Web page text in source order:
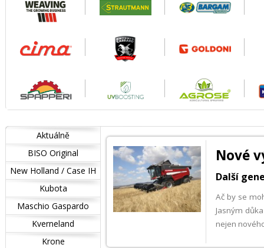
Nové
Další
Ač by se
Jasným
nejen
Aktuálně
BISO Original
New Holland / Case IH
Kubota
Maschio Gaspardo
Kverneland
Krone